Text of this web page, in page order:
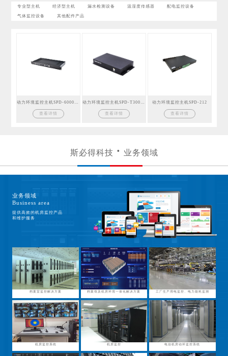
专业型主机 经济型主机 漏水检测设备 温湿度传感器 配电监控设备
气体监控设备 其他配件产品
查看详情 查看详情
动力环境监控主机SPD-212
查看详情
斯必得科技 业务领域
业务领域
Business area
提供高效的机房监控产品
和维护服务
档案室监控解决方案 档案馆及机房环境一体化解决方案 工厂生产用电监控、电力能耗监测
机房监控系统 机房监控 电信机房动环监控系统